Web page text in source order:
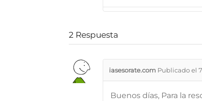
2 Respuesta
iasesorate.com Publicado el
Buenos días, Para la